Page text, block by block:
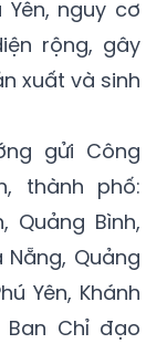
hụt so với
tại các tỉnh
Yên, nguy cơ
rộng, gây
xuất và sinh
gửi Công
thành phố:
Quảng Bình,
Nẵng, Quảng